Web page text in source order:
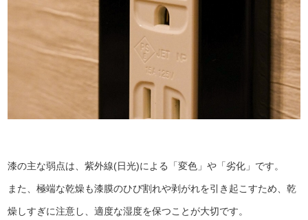
漆の主な弱点は、紫外線(日光)による「変色」や「劣化」です。
また、極端な乾燥も漆膜のひび割れや剥がれを引き起こすため、乾
燥しすぎに注意し、適度な湿度を保つことが大切です。